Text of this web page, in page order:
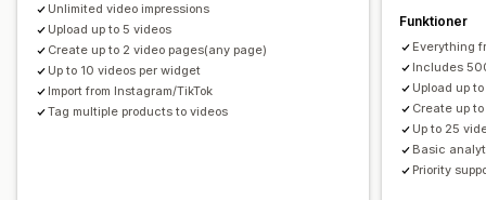
Unlimited video impressions
Upload up to 5 videos
Create up to 2 video pages(any page)
Up to 10 videos per widget
Import from Instagram/TikTok
Tag multiple products to videos
Funktioner
Everything
Includes
Upload up
Create up
Up to 25
Basic
Priority